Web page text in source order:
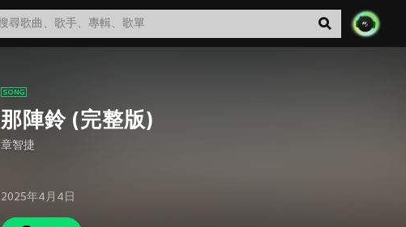
那陣鈴 (完整版)
章智捷
2025年4月4日